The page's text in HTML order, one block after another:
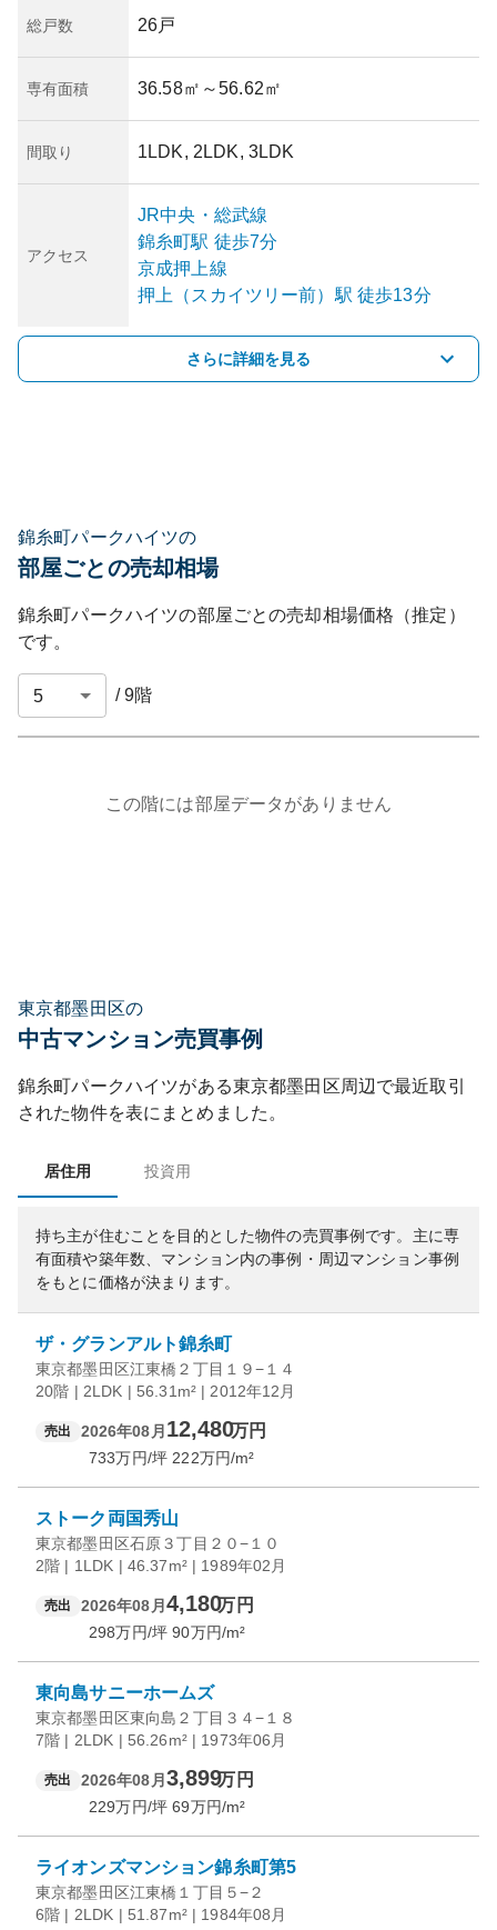
総戸数 26戸
専有面積 36.58㎡ ～56.62㎡
間取り 1LDK, 2LDK, 3LDK
アクセス
JR中央・総武線
錦糸町駅 徒歩7分
京成押上線
押上（スカイツリー前） 駅 徒歩13分
さらに詳細を見る
錦糸町パークハイツの
部屋ごとの売却相場
錦糸町パークハイツの部屋ごとの売却相場価格（推定）
です。
/9階
この階には部屋データがありません
東京都墨田区の
中古マンション売買事例
錦糸町パークハイツがある東京都墨田区周辺で最近取引
された物件を表にまとめました。
居住用 投資用
持ち主が住むことを目的とした物件の売買事例です。 主に専
有面積や築年数、マンション内の事例・周辺マンション事例
をもとに価格が決まります。
ザ・グランアルト錦糸町
東京都墨田区江東橋２丁目１９−１４
20階 | 2LDK | 56.31m² | 2012年12月
売出 2026年08月 12,480万円
733万円/坪 222万円/m²
ストーク両国秀山
東京都墨田区石原３丁目２０−１０
2階 | 1LDK | 46.37m² | 1989年02月
売出 2026年08月 4,180万円
298万円/坪 90万円/m²
東向島サニーホームズ
東京都墨田区東向島２丁目３４−１８
7階 | 2LDK | 56.26m² | 1973年06月
売出 2026年08月 3,899万円
229万円/坪 69万円/m²
ライオンズマンション錦糸町第5
東京都墨田区江東橋１丁目５−２
6階 | 2LDK | 51.87m² | 1984年08月